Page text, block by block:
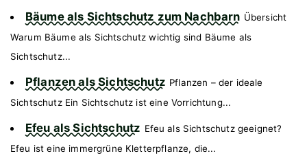
Bäume als Sichtschutz zum Nachbarn Übersicht
Warum Bäume als Sichtschutz wichtig sind Bäume als
Sichtschutz...
Pflanzen als Sichtschutz Pflanzen – der ideale
Sichtschutz Ein Sichtschutz ist eine Vorrichtung...
Efeu als Sichtschutz Efeu als Sichtschutz geeignet?
Efeu ist eine immergrüne Kletterpflanze, die...